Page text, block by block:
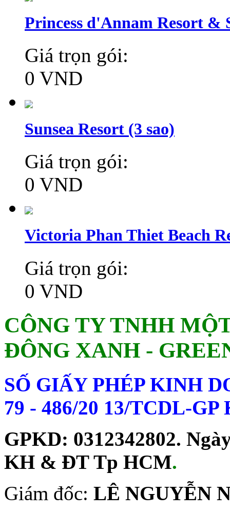
Princess d'Annam Resort &
Giá trọn gói:
0 VND
Sunsea Resort (3 sao)
Giá trọn gói:
0 VND
Victoria Phan Thiet Beach
Giá trọn gói:
0 VND
CÔNG TY TNHH
ĐÔNG XANH -
SỐ GIẤY PHÉP KINH
79 - 486/20 13/TCDL-
GPKD: 0312342802.
KH & ĐT Tp HCM.
Giám đốc: LÊ NGUYỄN